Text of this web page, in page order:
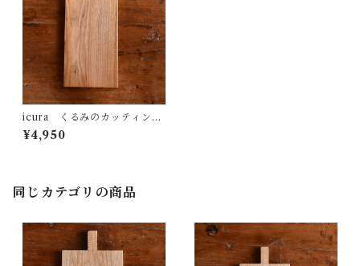
icura くるみのカッティング
ボード
¥4,950
同じカテゴリの商品